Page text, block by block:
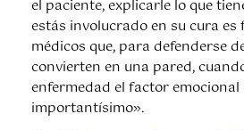
el paciente, explicarle lo que
estás involucrado en su cura
médicos que, para defenderse
convierten en una pared,
enfermedad el factor emocional
importantísimo».